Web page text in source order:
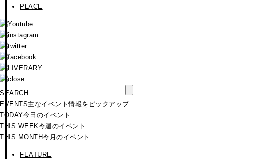
PLACE
SEARCH
EVENTS主なイベント情報をピックアップ
TODAY今日のイベント
THIS WEEK今週のイベント
THIS MONTH今月のイベント
FEATURE